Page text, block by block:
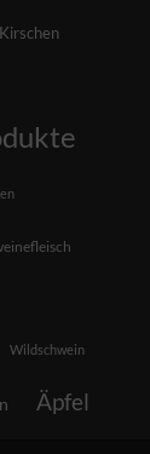
Kirschen
Wildschwein
Äpfel